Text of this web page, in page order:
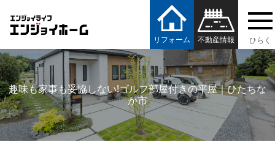
エンジョイホーム
リフォーム 不動産情報
趣味も家事も妥協しない!ゴルフ部屋付きの平屋｜ひたちな
か市